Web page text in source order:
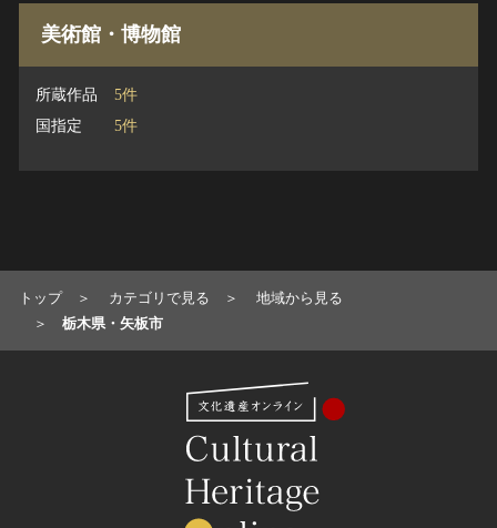
美術館・博物館
所蔵作品
5件
国指定
5件
トップ カテゴリで見る
地域から見る
栃木県・矢板市